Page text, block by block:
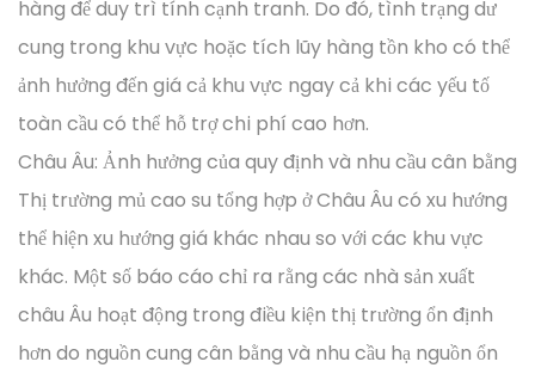
hàng để duy trì tính cạnh tranh. Do đó, tình trạng dư
cung trong khu vực hoặc tích lũy hàng tồn kho có thể
ảnh hưởng đến giá cả khu vực ngay cả khi các yếu tố
toàn cầu có thể hỗ trợ chi phí cao hơn.
Châu Âu: Ảnh hưởng của quy định và nhu cầu cân bằng
Thị trường mủ cao su tổng hợp ở Châu Âu có xu hướng
thể hiện xu hướng giá khác nhau so với các khu vực
khác. Một số báo cáo chỉ ra rằng các nhà sản xuất
châu Âu hoạt động trong điều kiện thị trường ổn định
hơn do nguồn cung cân bằng và nhu cầu hạ nguồn ổn